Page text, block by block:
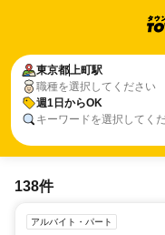
東京都上町駅
職種を選択してください
週1日からOK
キーワードを選択してく
138件
アルバイト・パート